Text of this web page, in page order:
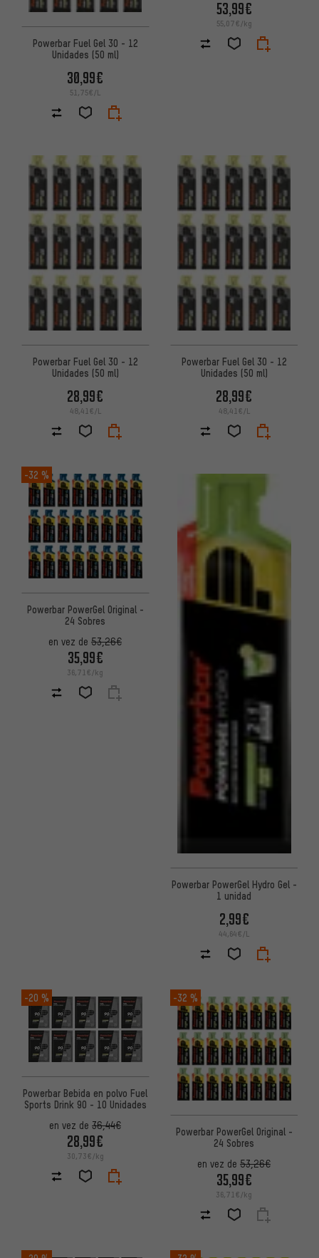
Powerbar Fuel Gel 30 - 12
Unidades (50 ml)
30,99€
51,75€/L
53,99€
55,07€/kg
Powerbar Fuel Gel 30 - 12
Unidades (50 ml)
28,99€
48,41€/L
Powerbar Fuel Gel 30 - 12
Unidades (50 ml)
28,99€
48,41€/L
-32 %
Powerbar PowerGel Original -
24 Sobres
en vez de 53,26€
35,99€
36,71€/kg
Powerbar PowerGel Hydro Gel -
1 unidad
2,99€
44,64€/L
-20 %
Powerbar Bebida en polvo Fuel
Sports Drink 90 - 10 Unidades
en vez de 36,44€
28,99€
30,73€/kg
-32 %
Powerbar PowerGel Original -
24 Sobres
en vez de 53,26€
35,99€
36,71€/kg